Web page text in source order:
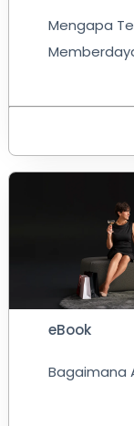
Mengapa
eBook
Bagaimana